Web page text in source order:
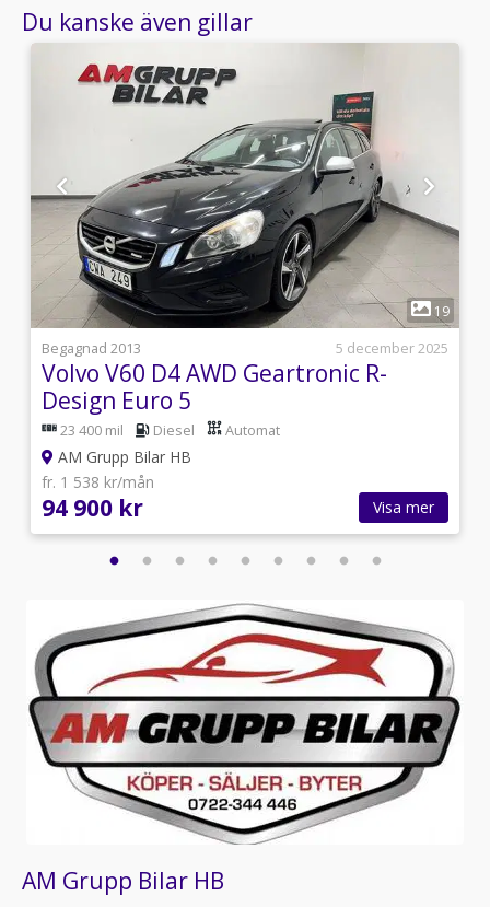
Du kanske även gillar
1
19
Begagnad 2013
5 december 2025
Volvo V60 D4 AWD Geartronic R-
Design Euro 5
23 400 mil Diesel Automat
AM Grupp Bilar HB
fr. 1 538 kr/mån
94 900 kr Visa mer
AM Grupp Bilar HB